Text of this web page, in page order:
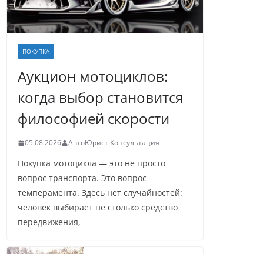
ПОКУПКА
Аукцион мотоциклов:
когда выбор становится
философией скорости
05.08.2026 АвтоЮрист Консультация
Покупка мотоцикла — это не просто
вопрос транспорта. Это вопрос
темперамента. Здесь нет случайностей:
человек выбирает не столько средство
передвижения,